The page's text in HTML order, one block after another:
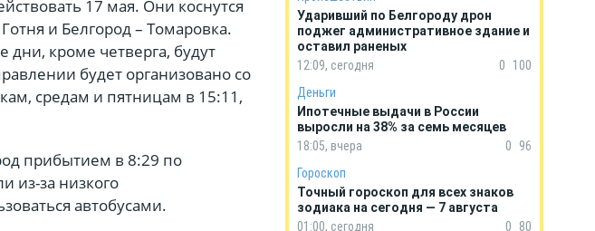
17 мая. Они коснутся
и Белгород – Томаровка.
дни, кроме четверга, будут
будет организовано со
средам и пятницам в 15:11,
прибытием в 8:29 по
из-за низкого
автобусами.
Ударивший по Белгороду дрон
поджег административное здание и
оставил раненых
12:09, сегодня
0
100
Деньги
Ипотечные выдачи в России
выросли на 38% за семь месяцев
18:05, вчера
0
96
Гороскоп
Точный гороскоп для всех знаков
зодиака на сегодня — 7 августа
01:00, сегодня
0
80